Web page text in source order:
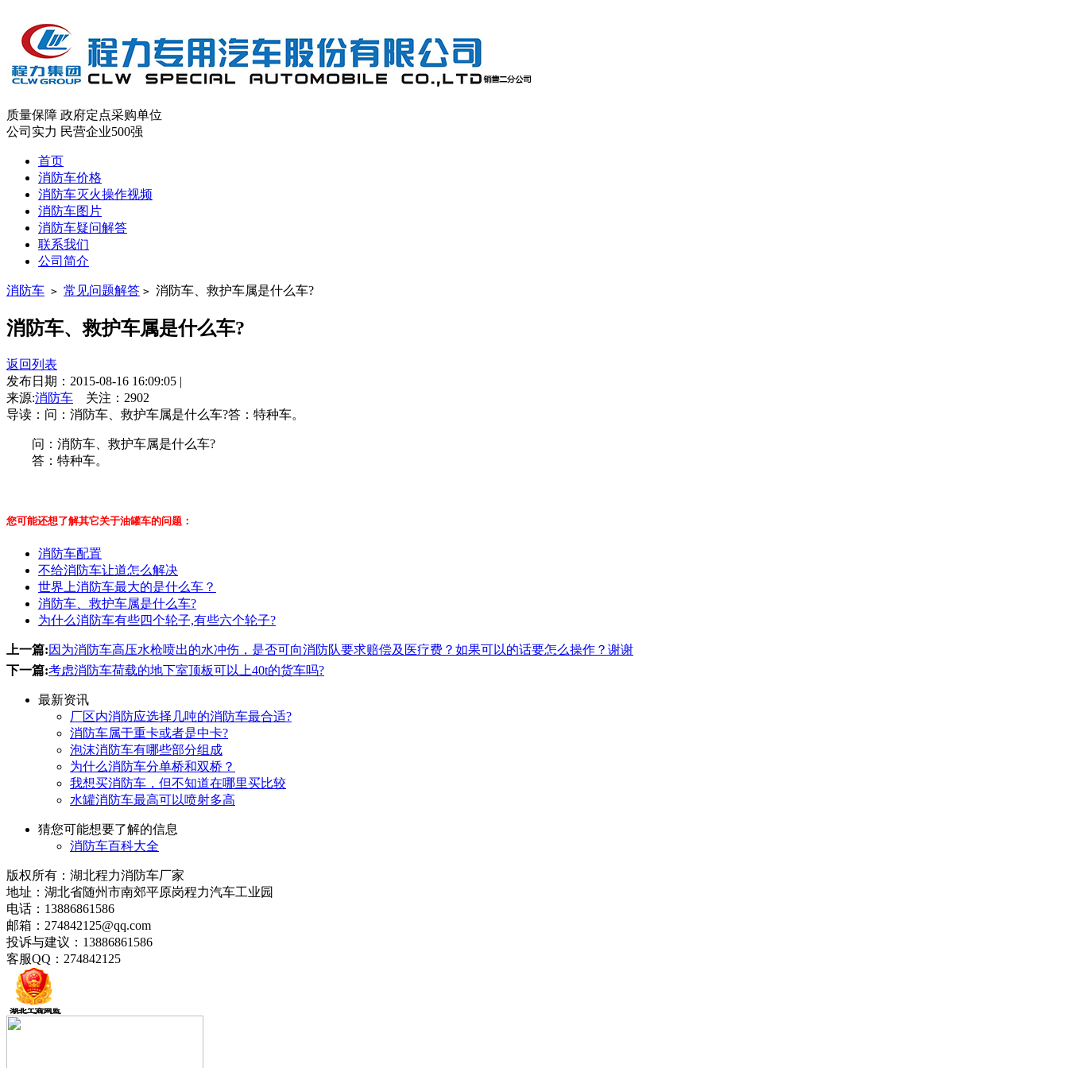
质量保障 政府定点采购单位
公司实力 民营企业500强
首页
消防车价格
消防车灭火操作视频
消防车图片
消防车疑问解答
联系我们
公司简介
消防车 > 常见问题解答 > 消防车、救护车属是什么车?
消防车、救护车属是什么车?
返回列表
发布日期：2015-08-16 16:09:05 |
来源:消防车 关注： 2902
导读：问：消防车、救护车属是什么车?答：特种车。
问：消防车、救护车属是什么车?
答：特种车。
您可能还想了解其它关于油罐车的问题：
消防车配置
不给消防车让道怎么解决
世界上消防车最大的是什么车？
消防车、救护车属是什么车?
为什么消防车有些四个轮子,有些六个轮子?
上一篇:因为消防车高压水枪喷出的水冲伤，是否可向消防队要求赔偿及医疗费？如果可以的话要怎么操作？谢谢
下一篇:考虑消防车荷载的地下室顶板可以上40t的货车吗?
最新资讯
厂区内消防应选择几吨的消防车最合适?
消防车属于重卡或者是中卡?
泡沫消防车有哪些部分组成
为什么消防车分单桥和双桥？
我想买消防车，但不知道在哪里买比较
水罐消防车最高可以喷射多高
猜您可能想要了解的信息
消防车百科大全
版权所有：湖北程力消防车厂家
地址：湖北省随州市南郊平原岗程力汽车工业园
电话：13886861586
邮箱：274842125@qq.com
投诉与建议：13886861586
客服QQ：274842125